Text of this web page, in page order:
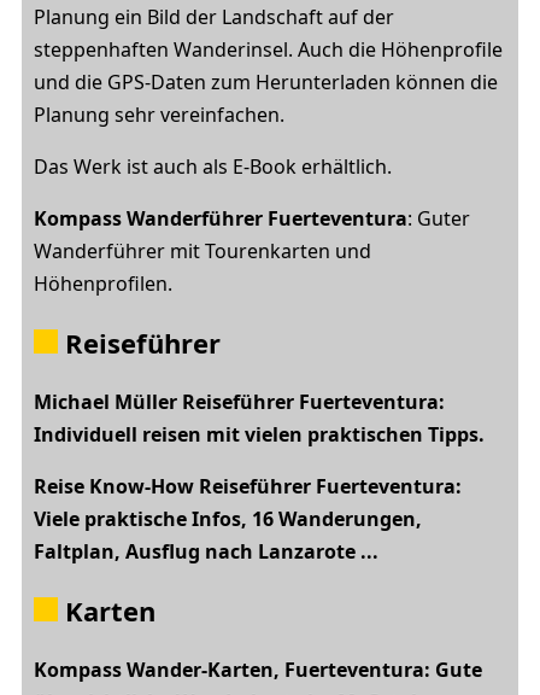
Planung ein Bild der Landschaft auf der
steppenhaften Wanderinsel. Auch die Höhenprofile
und die GPS-Daten zum Herunterladen können die
Planung sehr vereinfachen.
Das Werk ist auch als E-Book erhältlich.
Kompass Wanderführer Fuerteventura: Guter
Wanderführer mit Tourenkarten und
Höhenprofilen.
Reiseführer
Michael Müller Reiseführer Fuerteventura:
Individuell reisen mit vielen praktischen Tipps.
Reise Know-How Reiseführer Fuerteventura:
Viele praktische Infos, 16 Wanderungen,
Faltplan, Ausflug nach Lanzarote ...
Karten
Kompass Wander-Karten, Fuerteventura: Gute